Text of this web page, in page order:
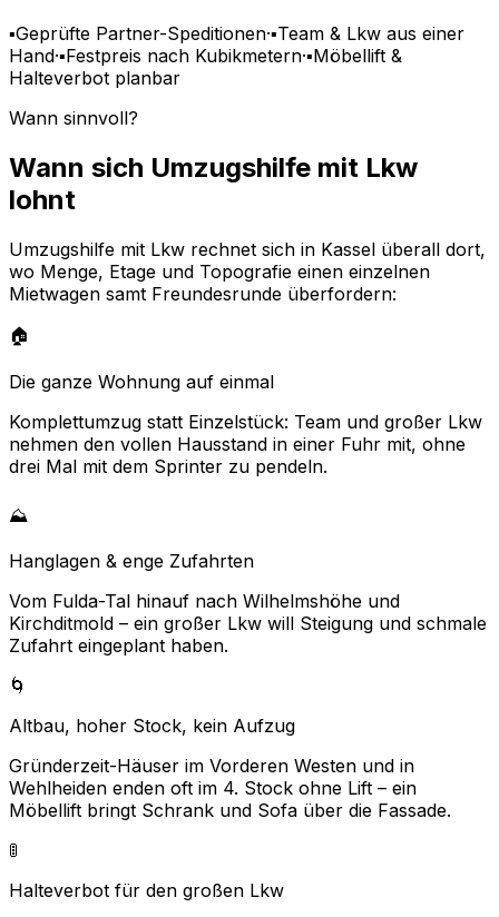
▪Geprüfte Partner-Speditionen·▪Team & Lkw aus einer
Hand·▪Festpreis nach Kubikmetern·▪Möbellift &
Halteverbot planbar
Wann sinnvoll?
Wann sich Umzugshilfe mit Lkw
lohnt
Umzugshilfe mit Lkw rechnet sich in Kassel überall dort,
wo Menge, Etage und Topografie einen einzelnen
Mietwagen samt Freundesrunde überfordern:
🏠
Die ganze Wohnung auf einmal
Komplettumzug statt Einzelstück: Team und großer Lkw
nehmen den vollen Hausstand in einer Fuhr mit, ohne
drei Mal mit dem Sprinter zu pendeln.
⛰️
Hanglagen & enge Zufahrten
Vom Fulda-Tal hinauf nach Wilhelmshöhe und
Kirchditmold – ein großer Lkw will Steigung und schmale
Zufahrt eingeplant haben.
🌀
Altbau, hoher Stock, kein Aufzug
Gründerzeit-Häuser im Vorderen Westen und in
Wehlheiden enden oft im 4. Stock ohne Lift – ein
Möbellift bringt Schrank und Sofa über die Fassade.
🚦
Halteverbot für den großen Lkw